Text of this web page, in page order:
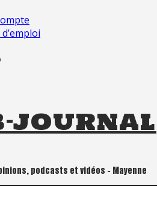
journal
podcasts et vidéos – Mayenne